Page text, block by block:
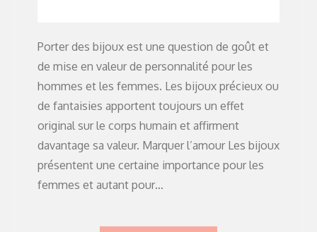
Porter des bijoux est une question de goût et
de mise en valeur de personnalité pour les
hommes et les femmes. Les bijoux précieux ou
de fantaisies apportent toujours un effet
original sur le corps humain et affirment
davantage sa valeur. Marquer l’amour Les bijoux
présentent une certaine importance pour les
femmes et autant pour…